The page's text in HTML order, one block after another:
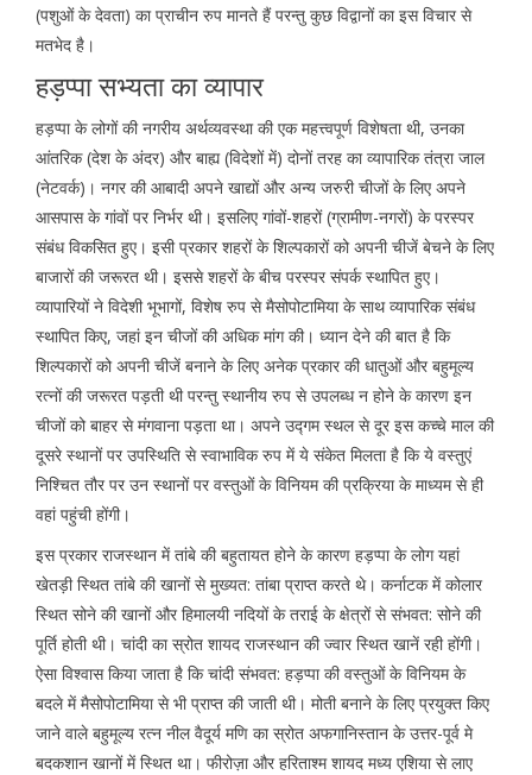
(पशुओं के देवता) का प्राचीन रुप मानते हैं परन्तु कुछ विद्वानों का इस विचार से
मतभेद है।
हड़प्पा सभ्यता का व्यापार
हड़प्पा के लोगों की नगरीय अर्थव्यवस्था की एक महत्त्वपूर्ण विशेषता थी, उनका
आंतरिक (देश के अंदर) और बाह्य (विदेशों में) दोनों तरह का व्यापारिक तंत्रा जाल
(नेटवर्क)। नगर की आबादी अपने खाद्यों और अन्य जरुरी चीजों के लिए अपने
आसपास के गांवों पर निर्भर थी। इसलिए गांवों-शहरों (ग्रामीण-नगरों) के परस्पर
संबंध विकसित हुए। इसी प्रकार शहरों के शिल्पकारों को अपनी चीजें बेचने के लिए
बाजारों की जरूरत थी। इससे शहरों के बीच परस्पर संपर्क स्थापित हुए।
व्यापारियों ने विदेशी भूभागों, विशेष रुप से मैसोपोटामिया के साथ व्यापारिक संबंध
स्थापित किए, जहां इन चीजों की अधिक मांग की। ध्यान देने की बात है कि
शिल्पकारों को अपनी चीजें बनाने के लिए अनेक प्रकार की धातुओं और बहुमूल्य
रत्नों की जरूरत पड़ती थी परन्तु स्थानीय रुप से उपलब्ध न होने के कारण इन
चीजों को बाहर से मंगवाना पड़ता था। अपने उद्गम स्थल से दूर इस कच्चे माल की
दूसरे स्थानों पर उपस्थिति से स्वाभाविक रुप में ये संकेत मिलता है कि ये वस्तुएं
निश्चित तौर पर उन स्थानों पर वस्तुओं के विनियम की प्रक्रिया के माध्यम से ही
वहां पहुंची होंगी।
इस प्रकार राजस्थान में तांबे की बहुतायत होने के कारण हड़प्पा के लोग यहां
खेतड़ी स्थित तांबे की खानों से मुख्यत: तांबा प्राप्त करते थे। कर्नाटक में कोलार
स्थित सोने की खानों और हिमालयी नदियों के तराई के क्षेत्रों से संभवत: सोने की
पूर्ति होती थी। चांदी का स्रोत शायद राजस्थान की ज्वार स्थित खानें रही होंगी।
ऐसा विश्वास किया जाता है कि चांदी संभवत: हड़प्पा की वस्तुओं के विनियम के
बदले में मैसोपोटामिया से भी प्राप्त की जाती थी। मोती बनाने के लिए प्रयुक्त किए
जाने वाले बहुमूल्य रत्न नील वैदूर्य मणि का स्रोत अफगानिस्तान के उत्तर-पूर्व मे
बदकशान खानों में स्थित था। फीरोज़ा और हरिताश्म शायद मध्य एशिया से लाए